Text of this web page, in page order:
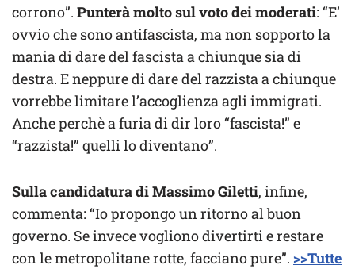
corrono”. Punterà molto sul voto dei moderati: “E’
ovvio che sono antifascista, ma non sopporto la
mania di dare del fascista a chiunque sia di
destra. E neppure di dare del razzista a chiunque
vorrebbe limitare l’accoglienza agli immigrati.
Anche perchè a furia di dir loro “fascista!” e
“razzista!” quelli lo diventano”.
Sulla candidatura di Massimo Giletti, infine,
commenta: “Io propongo un ritorno al buon
governo. Se invece vogliono divertirti e restare
con le metropolitane rotte, facciano pure”. >>Tutte